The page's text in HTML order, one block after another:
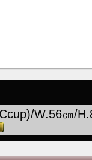
W.56㎝/